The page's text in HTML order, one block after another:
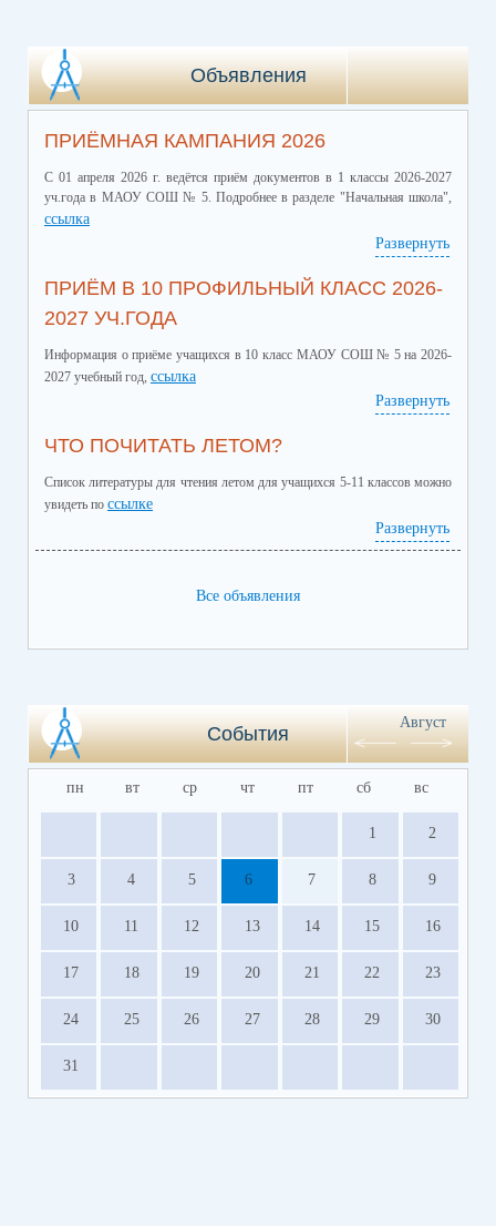
Объявления
ПРИЁМНАЯ КАМПАНИЯ 2026
С 01 апреля 2026 г. ведётся приём документов в 1 классы 2026-2027
уч.года в МАОУ СОШ № 5. Подробнее в разделе "Начальная школа",
ссылка
Развернуть
ПРИЁМ В 10 ПРОФИЛЬНЫЙ КЛАСС 2026-
2027 УЧ.ГОДА
Информация о приёме учащихся в 10 класс МАОУ СОШ № 5 на 2026-
2027 учебный год, ссылка
Развернуть
ЧТО ПОЧИТАТЬ ЛЕТОМ?
Список литературы для чтения летом для учащихся 5-11 классов можно
увидеть по ссылке
Развернуть
Все объявления
События
Август
пн вт ср чт пт сб вс
1 2
3 4 5 6 7 8 9
10 11 12 13 14 15 16
17 18 19 20 21 22 23
24 25 26 27 28 29 30
31